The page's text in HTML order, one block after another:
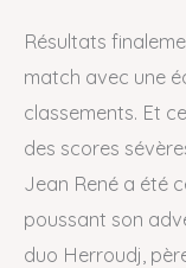
Résultats
match avec une
classements. Et
des scores
Jean René a été
poussant son
duo Herroudj,